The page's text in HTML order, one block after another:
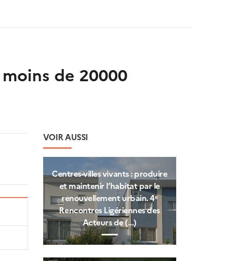
de 20000
VOIR AUSSI
Centres‑villes vivants : produire
et maintenir l’habitat par le
renouvellement urbain. 4ᵉ
Rencontres Ligériennes des
Acteurs de (…)